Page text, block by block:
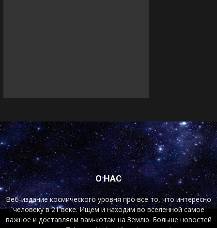
О НАС
Веб-издание космического уровня про все то, что интересно
человеку в 21 веке. Ищем и находим во вселенной самое
важное и доставляем вам-котам на Землю. Больше новостей